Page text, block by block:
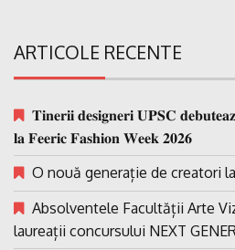
ARTICOLE RECENTE
𝐓𝐢𝐧𝐞𝐫𝐢𝐢 𝐝𝐞𝐬𝐢𝐠𝐧𝐞𝐫𝐢 𝐔𝐏𝐒𝐂
𝐥𝐚 𝐅𝐞𝐞𝐫𝐢𝐜 𝐅𝐚𝐬𝐡𝐢𝐨𝐧 𝐖𝐞𝐞𝐤 𝟐𝟎𝟐𝟔
O nouă generație de creatori la
Absolventele Facultății Arte
laureații concursului NEXT